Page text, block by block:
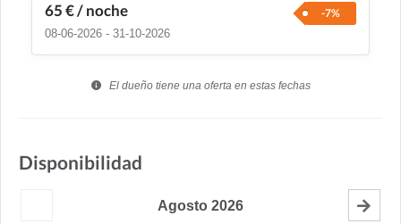
65 €/ noche
-7%
08-06-2026 - 31-10-2026
El dueño tiene una oferta en estas fechas
Disponibilidad
Agosto 2026